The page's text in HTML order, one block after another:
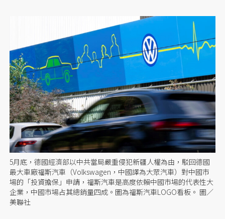
5月底，德國經濟部以中共當局嚴重侵犯新疆人權為由，駁回德國
最大車廠福斯汽車（Volkswagen，中國譯為大眾汽車）對中國市
場的「投資擔保」申請，福斯汽車是高度依賴中國市場的代表性大
企業，中國市場占其總銷量四成。圖為福斯汽車LOGO看板。 圖／
美聯社